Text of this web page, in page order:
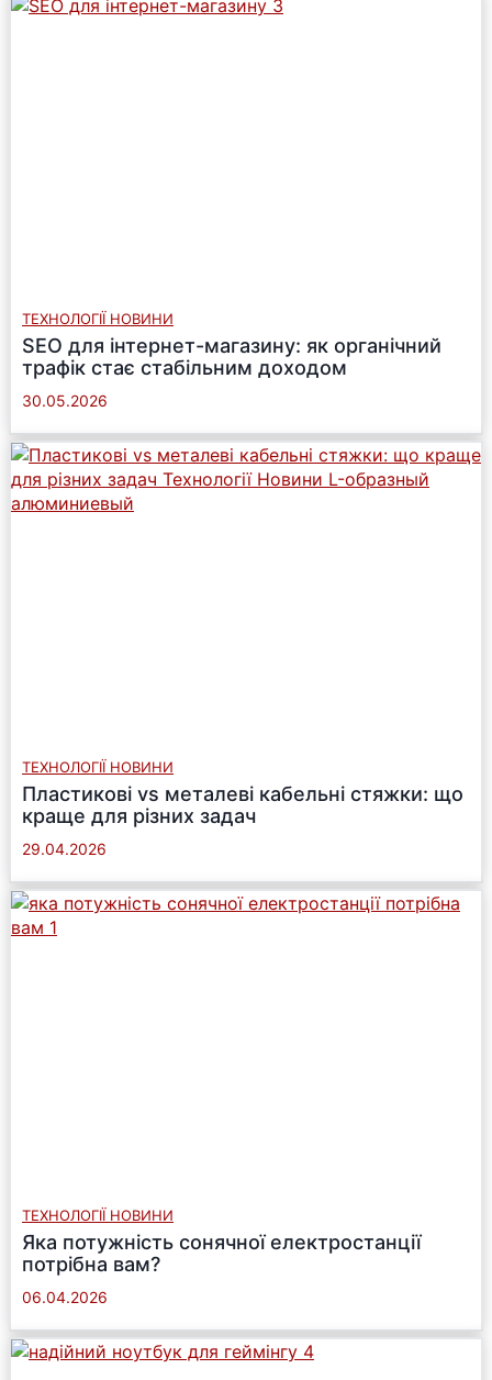
ТЕХНОЛОГІЇ НОВИНИ
SEO для інтернет-магазину: як органічний
трафік стає стабільним доходом
30.05.2026
ТЕХНОЛОГІЇ НОВИНИ
Пластикові vs металеві кабельні стяжки: що
краще для різних задач
29.04.2026
ТЕХНОЛОГІЇ НОВИНИ
Яка потужність сонячної електростанції
потрібна вам?
06.04.2026